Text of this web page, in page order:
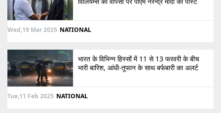
Wed,19 Mar 2025 NATIONAL
भारत के विभिन्न हिस्सों में 11 से 13 फरवरी के बीच
भारी बारिश, आंधी-तूफान के साथ बर्फबारी का अलर्ट
Tue,11 Feb 2025 NATIONAL